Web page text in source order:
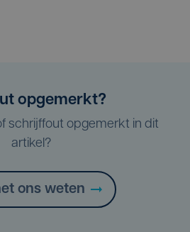
opgemerkt?
schrijffout opgemerkt in dit
artikel?
ons weten